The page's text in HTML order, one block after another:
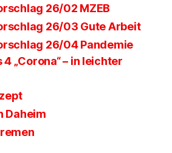
26/02 MZEB
26/03 Gute Arbeit
26/04 Pandemie
„Corona“ – in leichter
Daheim